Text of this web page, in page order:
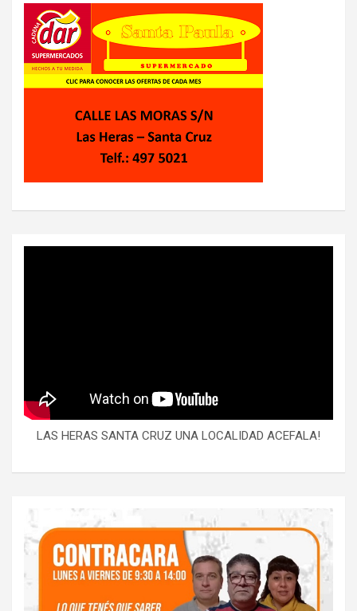
LAS HERAS SANTA CRUZ UNA LOCALIDAD ACEFALA!